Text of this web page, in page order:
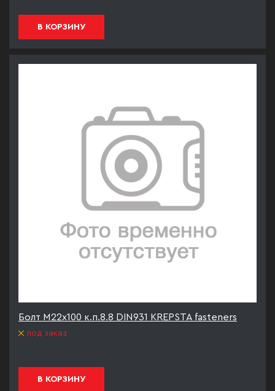
В КОРЗИНУ
Болт М22х100 к.п.8.8 DIN931 KREPSTA fasteners
под заказ
В КОРЗИНУ